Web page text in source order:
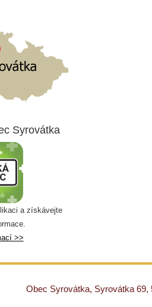
Syrovátka
a získávejte
>>
Obec Syrovátka, Syrovátka 69,